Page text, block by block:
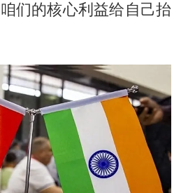
们的核心利益给自己抬